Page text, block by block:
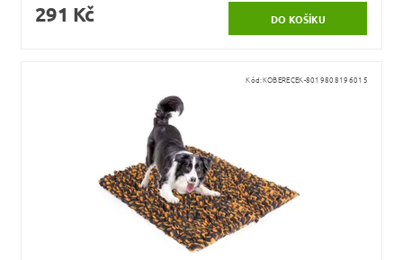
291 Kč
Kód:KOBERECEK-8019808196015